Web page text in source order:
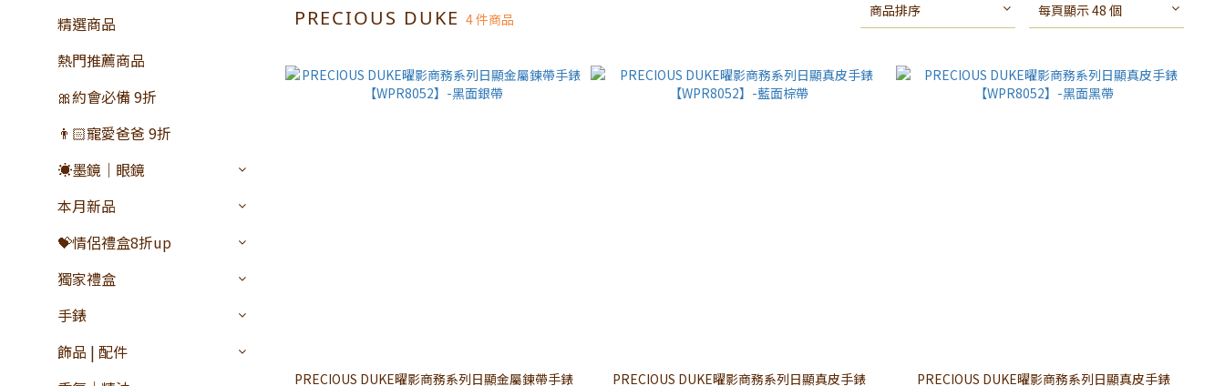
精選商品
熱門推薦商品
🎀約會必備 9折
👨🏻寵愛爸爸 9折
☀️墨鏡｜眼鏡
本月新品
💝情侶禮盒8折up
獨家禮盒
手錶
飾品 | 配件
PRECIOUS DUKE4 件商品 商品排序 每頁顯示 48 個
PRECIOUS DUKE曜影商務系列日顯金屬鍊帶手錶
PRECIOUS DUKE曜影商務系列日顯真皮手錶
PRECIOUS DUKE曜影商務系列日顯真皮手錶